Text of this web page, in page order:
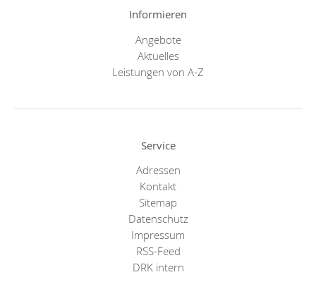
Informieren
Angebote
Aktuelles
Leistungen von A-Z
Service
Adressen
Kontakt
Sitemap
Datenschutz
Impressum
RSS-Feed
DRK intern